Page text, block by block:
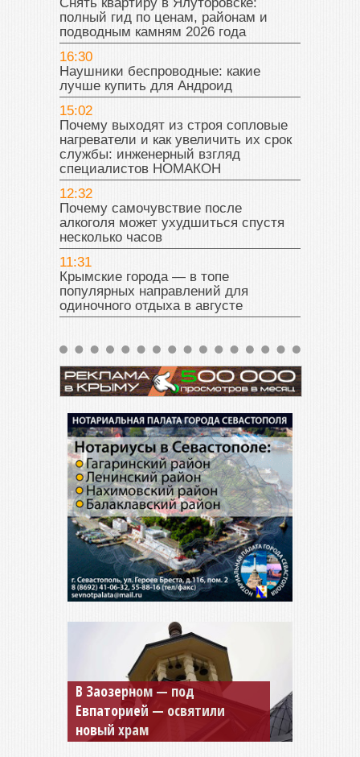
полный гид по ценам, районам и
подводным камням 2026 года
16:30
Наушники беспроводные: какие
лучше купить для Андроид
15:02
Почему выходят из строя сопловые
нагреватели и как увеличить их срок
службы: инженерный взгляд
специалистов НОМАКОН
12:32
Почему самочувствие после
алкоголя может ухудшиться спустя
несколько часов
11:31
Крымские города — в топе
популярных направлений для
одиночного отдыха в августе
В Заозерном — под
Евпаторией — освятили
новый храм